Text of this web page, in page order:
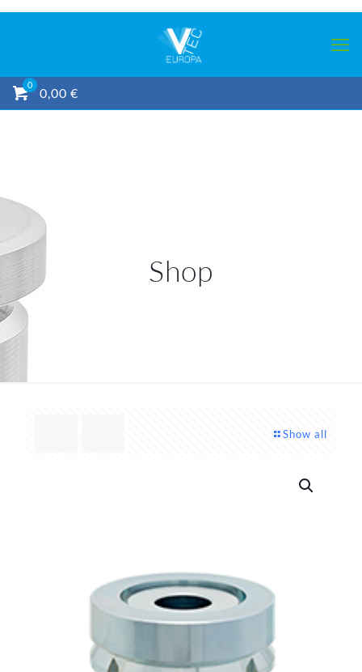
0
0,00 €
Shop
Show all